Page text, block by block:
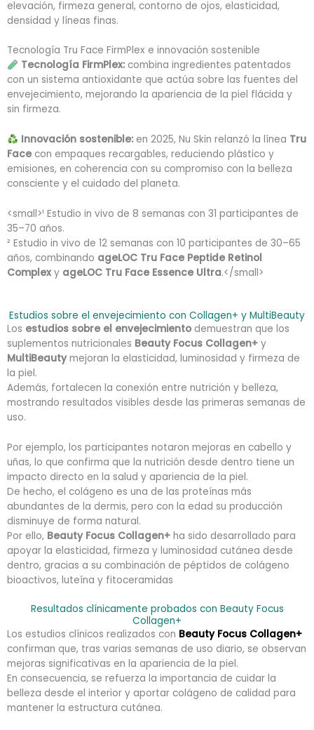
elevación, firmeza general, contorno de ojos, elasticidad,
densidad y líneas finas.
Tecnología Tru Face FirmPlex e innovación sostenible
Tecnología FirmPlex:combina ingredientes patentados
con un sistema antioxidante que actúa sobre las fuentes del
envejecimiento, mejorando la apariencia de la piel flácida y
sin firmeza.
Innovación sostenible:en 2025, Nu Skin relanzó la línea Tru
Face con empaques recargables, reduciendo plástico y
emisiones, en coherencia con su compromiso con la belleza
consciente y el cuidado del planeta.
<small>¹ Estudio in vivo de 8 semanas con 31 participantes de
35–70 años.
² Estudio in vivo de 12 semanas con 10 participantes de 30–65
años, combinando ageLOC Tru Face Peptide Retinol
Complex y ageLOC Tru Face Essence Ultra.</small>
Estudios sobre el envejecimiento con Collagen+ y MultiBeauty
Los estudios sobre el envejecimiento demuestran que los
suplementos nutricionales Beauty Focus Collagen+ y
MultiBeautymejoran la elasticidad, luminosidad y firmeza de
la piel.
Además, fortalecen la conexión entre nutrición y belleza,
mostrando resultados visibles desde las primeras semanas de
uso.
Por ejemplo, los participantes notaron mejoras en cabello y
uñas, lo que confirma que la nutrición desde dentro tiene un
impacto directo en la salud y apariencia de la piel.
De hecho, el colágeno es una de las proteínas más
abundantes de la dermis, pero con la edad su producción
disminuye de forma natural.
Por ello, Beauty Focus Collagen+ ha sido desarrollado para
apoyar la elasticidad, firmeza y luminosidad cutánea desde
dentro, gracias a su combinación de péptidos de colágeno
bioactivos, luteína y fitoceramidas
Resultados clínicamente probados con Beauty Focus
Collagen+
Los estudios clínicos realizados con Beauty Focus Collagen+
confirman que, tras varias semanas de uso diario, se observan
mejoras significativas en la apariencia de la piel.
En consecuencia, se refuerza la importancia de cuidar la
belleza desde el interior y aportar colágeno de calidad para
mantener la estructura cutánea.